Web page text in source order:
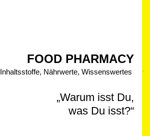
FOOD PHARMACY
Inhaltsstoffe, Nährwerte, Wissenswertes
„Warum isst Du,
was Du isst?“